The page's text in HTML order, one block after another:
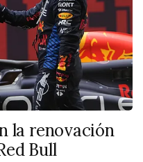
la renovación
Bull